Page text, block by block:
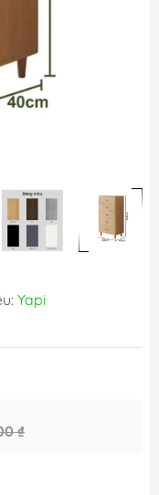
Yapi
₫